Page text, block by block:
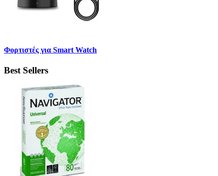
Φορτιστές για Smart Watch
Best Sellers